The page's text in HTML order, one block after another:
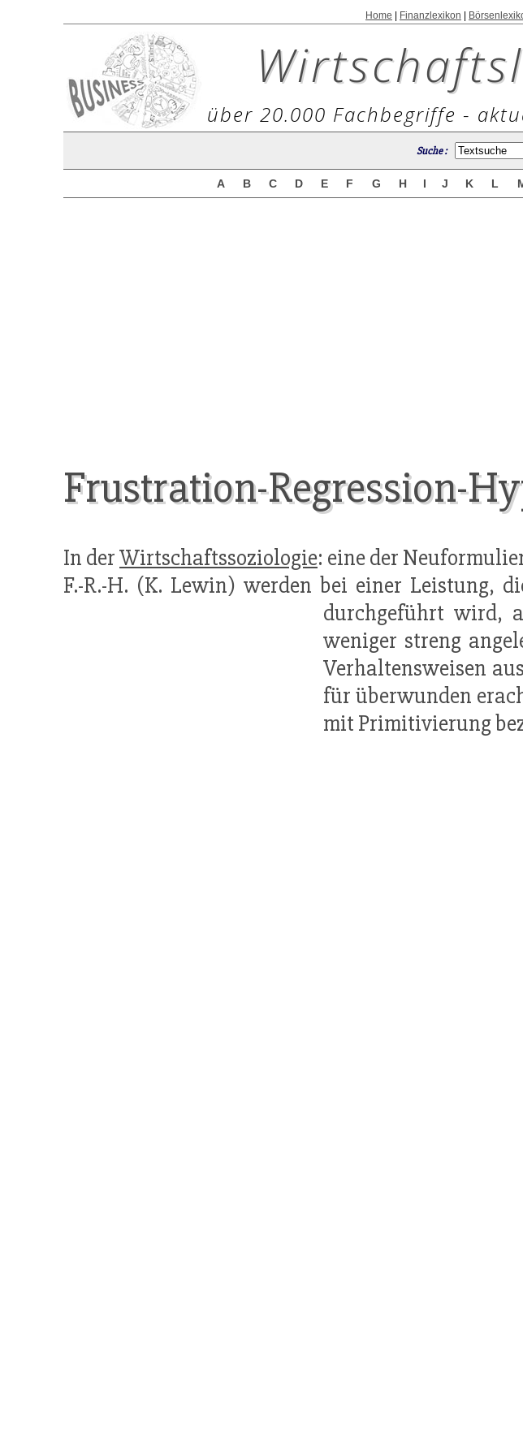
Home Finanzlexikon
über 20.000 Fachbegriffe -
Suche :
A B C D E F G H I J K L
Frustration-Regression-
In derWirtschaftssoziologie: eine der
F.-R.-H. (K. Lewin) werden bei einer Leistung,
durchgeführt wird,
weniger streng
Verhaltensweisen
für überwunden
mit Primitivierung